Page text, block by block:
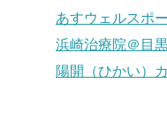
あすウェルスポ
浜崎治療院＠目
陽開（ひかい）